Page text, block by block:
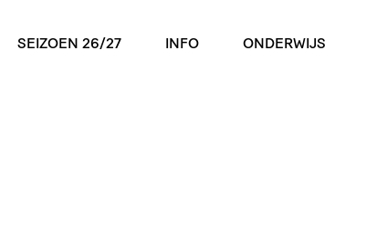
SEIZOEN 26/27 INFO ONDERWIJS